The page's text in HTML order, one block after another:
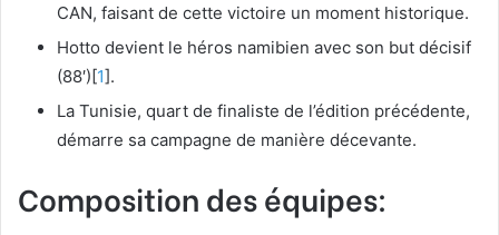
CAN, faisant de cette victoire un moment historique.
Hotto devient le héros namibien avec son but décisif
(88′)[1].
La Tunisie, quart de finaliste de l’édition précédente,
démarre sa campagne de manière décevante.
Composition des équipes: